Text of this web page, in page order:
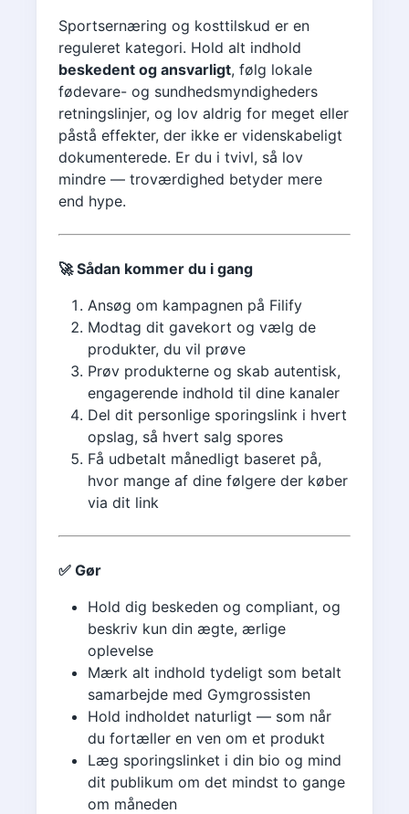
Sportsernæring og kosttilskud er en
reguleret kategori. Hold alt indhold
beskedent og ansvarligt, følg lokale
fødevare- og sundhedsmyndigheders
retningslinjer, og lov aldrig for meget eller
påstå effekter, der ikke er videnskabeligt
dokumenterede. Er du i tvivl, så lov
mindre — troværdighed betyder mere
end hype.
🚀 Sådan kommer du i gang
Ansøg om kampagnen på Filify
Modtag dit gavekort og vælg de
produkter, du vil prøve
Prøv produkterne og skab autentisk,
engagerende indhold til dine kanaler
Del dit personlige sporingslink i hvert
opslag, så hvert salg spores
Få udbetalt månedligt baseret på,
hvor mange af dine følgere der køber
via dit link
✅ Gør
Hold dig beskeden og compliant, og
beskriv kun din ægte, ærlige
oplevelse
Mærk alt indhold tydeligt som betalt
samarbejde med Gymgrossisten
Hold indholdet naturligt — som når
du fortæller en ven om et produkt
Læg sporingslinket i din bio og mind
dit publikum om det mindst to gange
om måneden